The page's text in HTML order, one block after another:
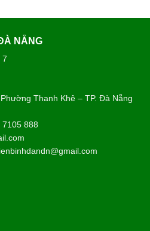
NẴNG
7
Thanh Khê – TP. Đà Nẵng
7105 888